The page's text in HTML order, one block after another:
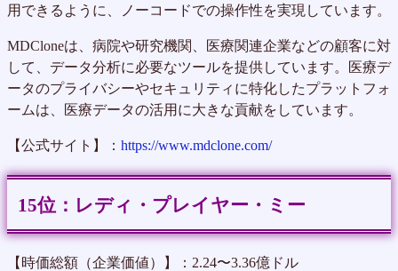
用できるように、ノーコードでの操作性を実現しています。
MDCloneは、病院や研究機関、医療関連企業などの顧客に対
して、データ分析に必要なツールを提供しています。医療デ
ータのプライバシーやセキュリティに特化したプラットフォ
ームは、医療データの活用に大きな貢献をしています。
【公式サイト】： https://www.mdclone.com/
レディ・プレイヤー・ミー
【時価総額（企業価値）】：2.24〜3.36億ドル